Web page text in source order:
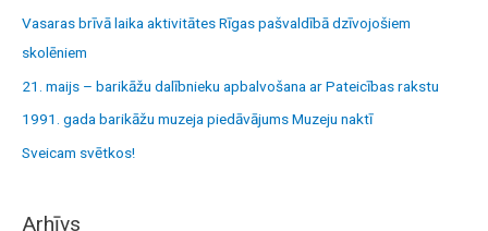
f
o
Vasaras brīvā laika aktivitātes Rīgas pašvaldībā dzīvojošiem
skolēniem
21. maijs – barikāžu dalībnieku apbalvošana ar Pateicības rakstu
1991. gada barikāžu muzeja piedāvājums Muzeju naktī
Sveicam svētkos!
Arhīvs